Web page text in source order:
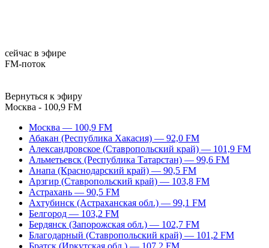
сейчас в эфире
FM-поток
Вернуться к эфиру
Москва - 100,9 FM
Москва — 100,9 FM
Абакан (Республика Хакасия) — 92,0 FM
Александровское (Ставропольский край) — 101,9 FM
Альметьевск (Республика Татарстан) — 99,6 FM
Анапа (Краснодарский край) — 90,5 FM
Арзгир (Ставропольский край) — 103,8 FM
Астрахань — 90,5 FM
Ахтубинск (Астраханская обл.) — 99,1 FM
Белгород — 103,2 FM
Бердянск (Запорожская обл.) — 102,7 FM
Благодарный (Ставропольский край) — 101,2 FM
Братск (Иркутская обл.) — 107,2 FM